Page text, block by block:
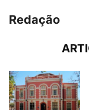
Redação